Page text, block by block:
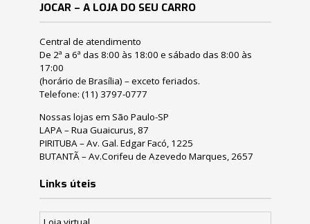
JOCAR – A LOJA DO SEU CARRO
Central de atendimento
De 2ª a 6ª das 8:00 às 18:00 e sábado das 8:00 às
17:00
(horário de Brasília) – exceto feriados.
Telefone: (11) 3797-0777
Nossas lojas em São Paulo-SP
LAPA – Rua Guaicurus, 87
PIRITUBA – Av. Gal. Edgar Facó, 1225
BUTANTÃ – Av.Corifeu de Azevedo Marques, 2657
Links úteis